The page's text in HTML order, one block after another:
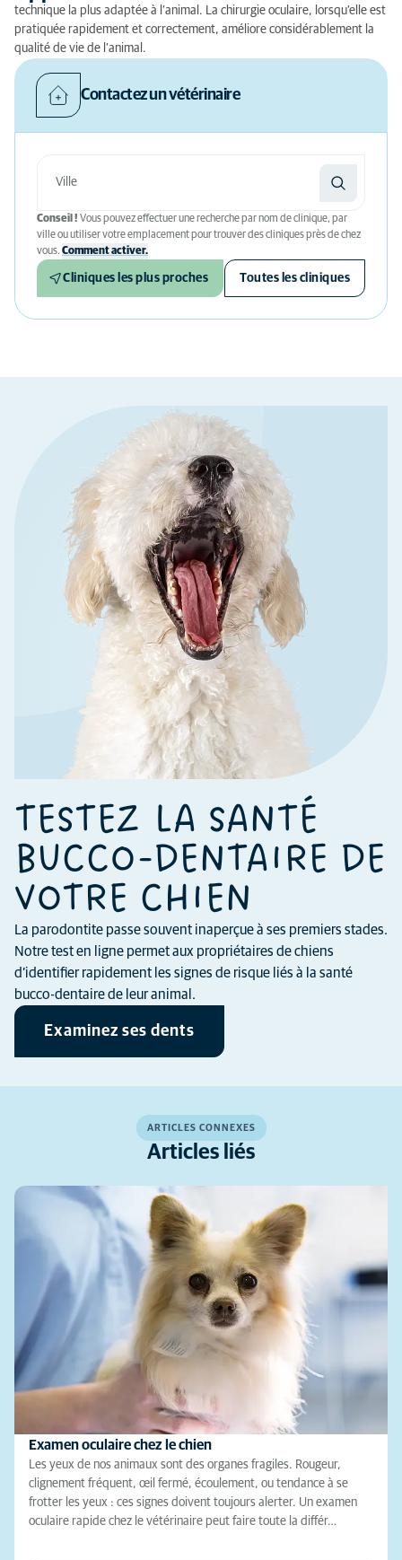
technique la plus adaptée à l’animal. La chirurgie oculaire, lorsqu’elle est
pratiquée rapidement et correctement, améliore considérablement la
qualité de vie de l’animal.
Contactez un vétérinaire
Conseil ! Vous pouvez effectuer une recherche par nom de clinique, par
ville ou utiliser votre emplacement pour trouver des cliniques près de chez
vous. Comment activer.
Cliniques les plus proches Toutes les cliniques
TESTEZ LA SANTÉ
BUCCO-DENTAIRE DE
VOTRE CHIEN
La parodontite passe souvent inaperçue à ses premiers stades.
Notre test en ligne permet aux propriétaires de chiens
d’identifier rapidement les signes de risque liés à la santé
bucco-dentaire de leur animal.
Examinez ses dents
ARTICLES CONNEXES
Articles liés
Examen oculaire chez le chien
Les yeux de nos animaux sont des organes fragiles. Rougeur,
clignement fréquent, œil fermé, écoulement, ou tendance à se
frotter les yeux : ces signes doivent toujours alerter. Un examen
oculaire rapide chez le vétérinaire peut faire toute la différ…